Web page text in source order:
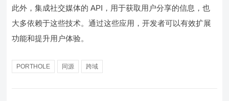
此外，集成社交媒体的 API，用于获取用户分享的信息，也
大多依赖于这些技术。通过这些应用，开发者可以有效扩展
功能和提升用户体验。
PORTHOLE 同源 跨域